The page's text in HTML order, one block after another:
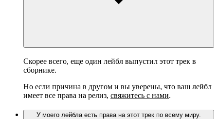
Скорее всего, еще один лейбл выпустил этот трек в
сборнике.
Но если причина в другом и вы уверены, что ваш лейбл
имеет все права на релиз, свяжитесь с нами.
У моего лейбла есть права на этот трек по всему миру.